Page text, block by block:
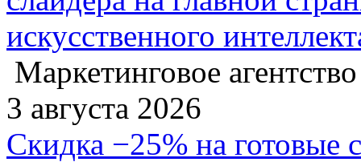
искусственного
Маркетинговое
3 августа 2026
Скидка −25% на готовые